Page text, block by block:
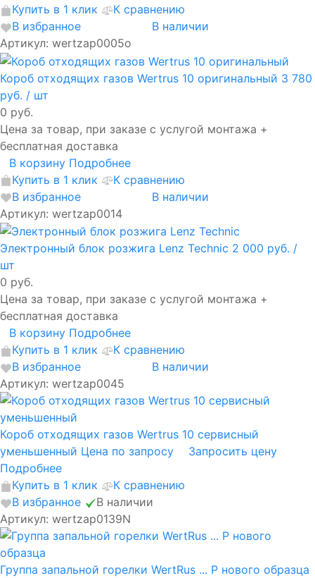
Купить в 1 клик
К сравнению
В избранное
В наличии
Артикул: wertzap0005o
Короб отходящих газов Wertrus 10 оригинальный 3 780
руб. / шт
0 руб.
Цена за товар, при заказе с услугой монтажа +
бесплатная доставка
В корзину Подробнее
Купить в 1 клик
К сравнению
В избранное
В наличии
Артикул: wertzap0014
Электронный блок розжига Lenz Technic 2 000 руб. /
шт
0 руб.
Цена за товар, при заказе с услугой монтажа +
бесплатная доставка
В корзину Подробнее
Купить в 1 клик
К сравнению
В избранное
В наличии
Артикул: wertzap0045
Короб отходящих газов Wertrus 10 сервисный
уменьшенный Цена по запросу
Запросить цену
Подробнее
Купить в 1 клик
К сравнению
В избранное
В наличии
Артикул: wertzap0139N
Группа запальной горелки WertRus ... P нового образца